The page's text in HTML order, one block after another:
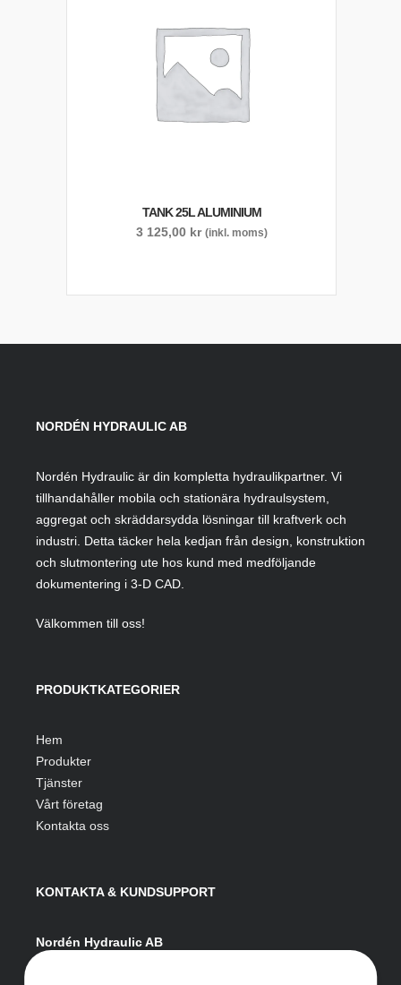
TANK 25L ALUMINIUM
3 125,00 kr (inkl. moms)
NORDÉN HYDRAULIC AB
Nordén Hydraulic är din kompletta hydraulikpartner. Vi
tillhandahåller mobila och stationära hydraulsystem,
aggregat och skräddarsydda lösningar till kraftverk och
industri. Detta täcker hela kedjan från design, konstruktion
och slutmontering ute hos kund med medföljande
dokumentering i 3-D CAD.
Välkommen till oss!
PRODUKTKATEGORIER
Hem
Produkter
Tjänster
Vårt företag
Kontakta oss
KONTAKTA & KUNDSUPPORT
Nordén Hydraulic AB